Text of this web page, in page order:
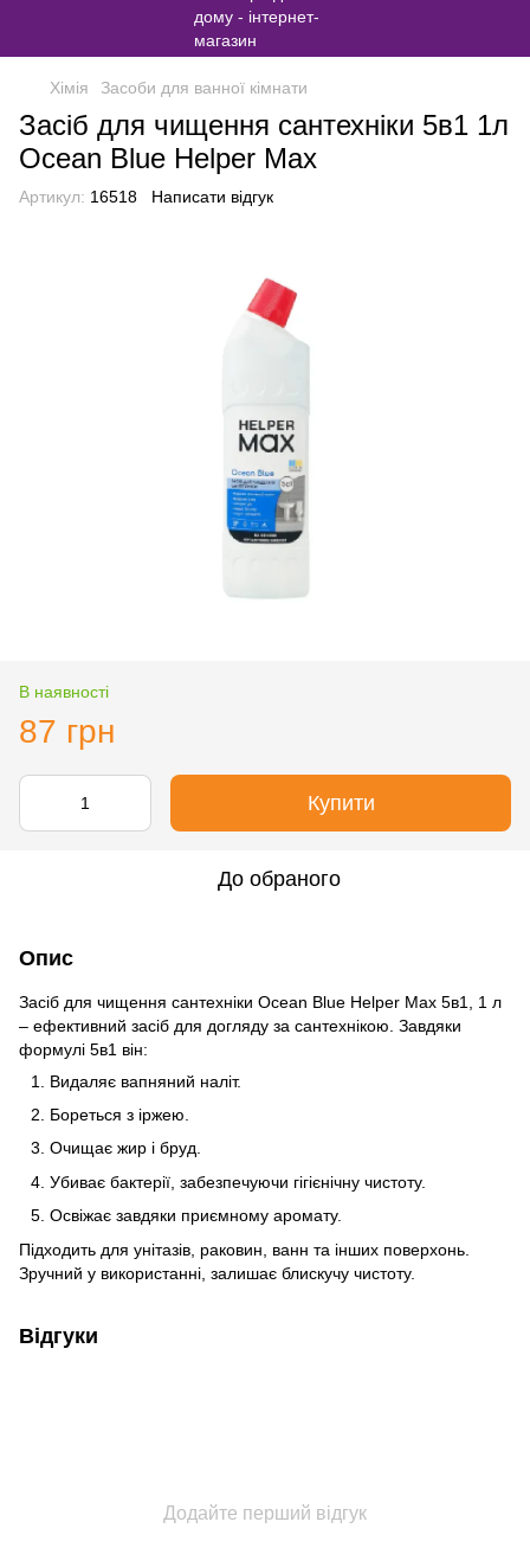
Хімія Засоби для ванної кімнати
Засіб для чищення сантехніки 5в1 1л
Ocean Blue Helper Max
Артикул: 16518 Написати відгук
В наявності
87 грн
Купити
До обраного
Опис
Засіб для чищення сантехніки Ocean Blue Helper Max 5в1, 1 л
– ефективний засіб для догляду за сантехнікою. Завдяки
формулі 5в1 він:
Видаляє вапняний наліт.
Бореться з іржею.
Очищає жир і бруд.
Убиває бактерії, забезпечуючи гігієнічну чистоту.
Освіжає завдяки приємному аромату.
Підходить для унітазів, раковин, ванн та інших поверхонь.
Зручний у використанні, залишає блискучу чистоту.
Відгуки
Додайте перший відгук